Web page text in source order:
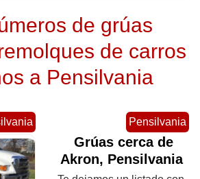
de grúas
de carros
a Pensilvania
Pensilvania
Grúas cerca de
Akron, Pensilvania